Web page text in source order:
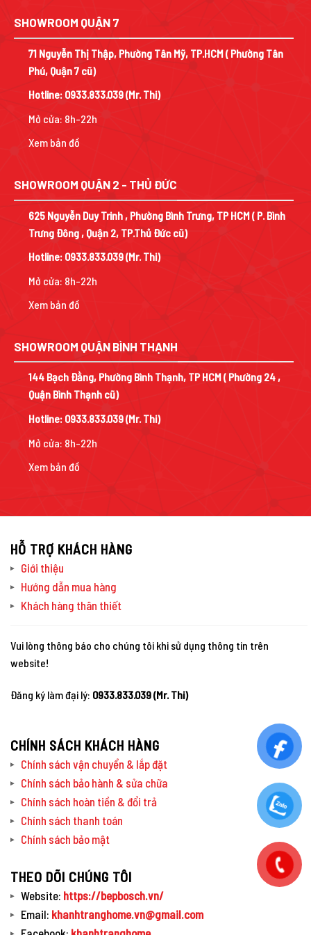
SHOWROOM QUẬN 7
71 Nguyễn Thị Thập, Phường Tân Mỹ, TP.HCM ( Phường Tân
Phú, Quận 7 cũ)
Hotline: 0933.833.039(Mr. Thi)
Mở cửa: 8h-22h
Xem bản đồ
SHOWROOM QUẬN 2 - THỦ ĐỨC
625 Nguyễn Duy Trinh , Phường Bình Trưng, TP HCM ( P. Bình
Trưng Đông , Quận 2, TP.Thủ Đức cũ)
Hotline: 0933.833.039(Mr. Thi)
Mở cửa: 8h-22h
Xem bản đồ
SHOWROOM QUẬN BÌNH THẠNH
144 Bạch Đằng, Phường Bình Thạnh, TP HCM ( Phường 24 ,
Quận Bình Thạnh cũ)
Hotline: 0933.833.039(Mr. Thi)
Mở cửa: 8h-22h
Xem bản đồ
HỖ TRỢ KHÁCH HÀNG
Giới thiệu
Hướng dẫn mua hàng
Khách hàng thân thiết
Vui lòng thông báo cho chúng tôi khi sử dụng thông tin trên
website!
Đăng ký làm đại lý: 0933.833.039 (Mr. Thi)
CHÍNH SÁCH KHÁCH HÀNG
Chính sách vận chuyển & lắp đặt
Chính sách bảo hành & sửa chữa
Chính sách hoàn tiền & đổi trả
Chính sách thanh toán
Chính sách bảo mật
THEO DÕI CHÚNG TÔI
Website: https://bepbosch.vn/
Email: khanhtranghome.vn@gmail.com